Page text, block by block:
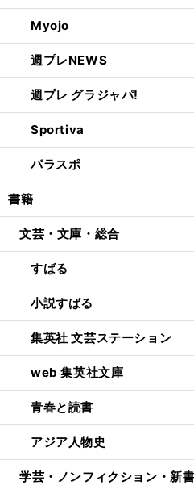
Myojo
週プレNEWS
週プレ グラジャパ!
Sportiva
パラスポ
書籍
文芸・文庫・総合
すばる
小説すばる
集英社 文芸ステーション
web 集英社文庫
青春と読書
アジア人物史
学芸・ノンフィクション・新書